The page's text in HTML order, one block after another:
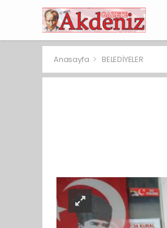
Anasayfa BELEDİYELER